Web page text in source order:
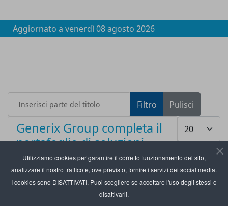
Utilizziamo cookies per garantire il corretto funzionamento del sito,
analizzare il nostro traffico e, ove previsto, fornire i servizi dei social media.
I cookies sono DISATTIVATI. Puoi scegliere se accettare l'uso degli stessi o
disattivarli.
Aggiornato a venerdì 08 agosto 2026
Inserisci parte del titolo Filtro
Pulisci
Visualizza #
Generix Group completa il
portafoglio di soluzioni
Tms